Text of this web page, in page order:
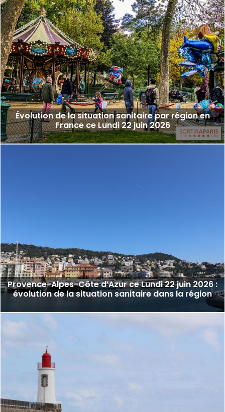
Évolution de la situation sanitaire par région en
France ce Lundi 22 juin 2026
Provence-Alpes-Côte d’Azur ce Lundi 22 juin 2026 :
évolution de la situation sanitaire dans la région